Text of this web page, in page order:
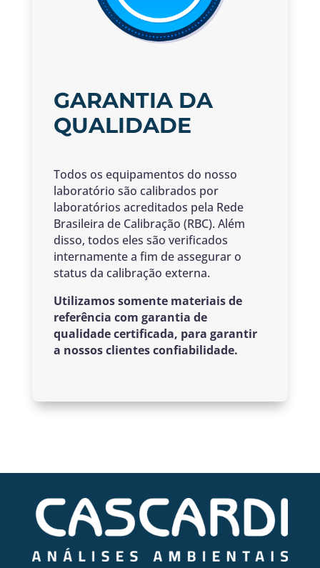
GARANTIA DA
QUALIDADE
Todos os equipamentos do nosso
laboratório são calibrados por
laboratórios acreditados pela Rede
Brasileira de Calibração (RBC). Além
disso, todos eles são verificados
internamente a fim de assegurar o
status da calibração externa.
Utilizamos somente materiais de
referência com garantia de
qualidade certificada, para garantir
a nossos clientes confiabilidade.